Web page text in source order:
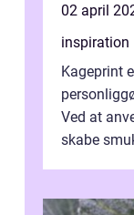
02 april
inspiration
Kageprint
Ved at
skabe